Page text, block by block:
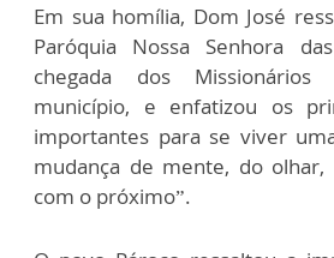
Em sua homília, Dom José
Paróquia Nossa Senhora
chegada dos Missionários
município, e enfatizou os
importantes para se viver
mudança de mente, do
com o próximo”.